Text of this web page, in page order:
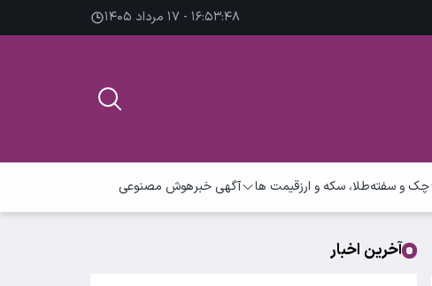
۱۶:۵۳:۴۹ - ۱۷ مرداد ۱۴۰۵
چک و سفتهطلا، سکه و ارزقیمت ها آگهی خبرهوش مصنوعی
آخرین اخبار